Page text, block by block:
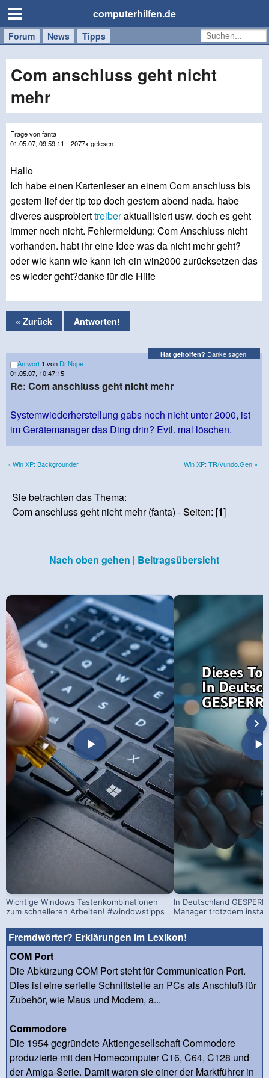
computerhilfen.de
Forum News Tipps
Handy
Tablet
Windows
Mac
Com anschluss geht nicht
mehr
Frage von fanta
01.05.07, 09:59:11 | 2077x gelesen
Hallo
Ich habe einen Kartenleser an einem Com anschluss bis
gestern lief der tip top doch gestern abend nada. habe
diveres ausprobierttreiberaktuallisiert usw. doch es geht
immer noch nicht. Fehlermeldung: Com Anschluss nicht
vorhanden. habt ihr eine Idee was da nicht mehr geht?
oder wie kann wie kann ich ein win2000 zurücksetzen das
es wieder geht?danke für die Hilfe
« Zurück Antworten!
Hat geholfen? Danke sagen!
Antwort 1 von Dr.Nope
01.05.07, 10:47:15
Re: Com anschluss geht nicht mehr
Systemwiederherstellung gabs noch nicht unter 2000, ist
im Gerätemanager das Ding drin? Evtl. mal löschen.
« Win XP: Backgrounder Win XP: TR/Vundo.Gen »
Sie betrachten das Thema:
Com anschluss geht nicht mehr (fanta) - Seiten: [1]
Nach oben gehen | Beitragsübersicht
Wichtige Windows Tastenkombinationen
zum schnelleren Arbeiten! #windowstipps
In Deutschland
Manager trotzdem
Fremdwörter? Erklärungen im Lexikon!
COM Port
Die Abkürzung COM Port steht für Communication Port.
Dies ist eine serielle Schnittstelle an PCs als Anschluß für
Zubehör, wie Maus und Modem, a...
Commodore
Die 1954 gegründete Aktiengesellschaft Commodore
produzierte mit den Homecomputer C16, C64, C128 und
der Amiga-Serie. Damit waren sie einer der Marktführer in